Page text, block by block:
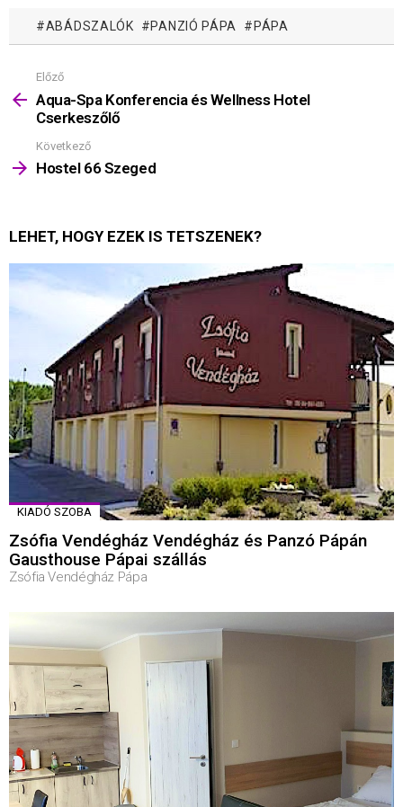
ABÁDSZALÓK PANZIÓ PÁPA PÁPA
Mutass
többet
Előző
Aqua-Spa Konferencia és Wellness Hotel
Cserkeszőlő
Következő
Hostel 66 Szeged
LEHET, HOGY EZEK IS TETSZENEK?
KIADÓ SZOBA
Zsófia Vendégház Vendégház és Panzó Pápán
Gausthouse Pápai szállás
Zsófia Vendégház Pápa